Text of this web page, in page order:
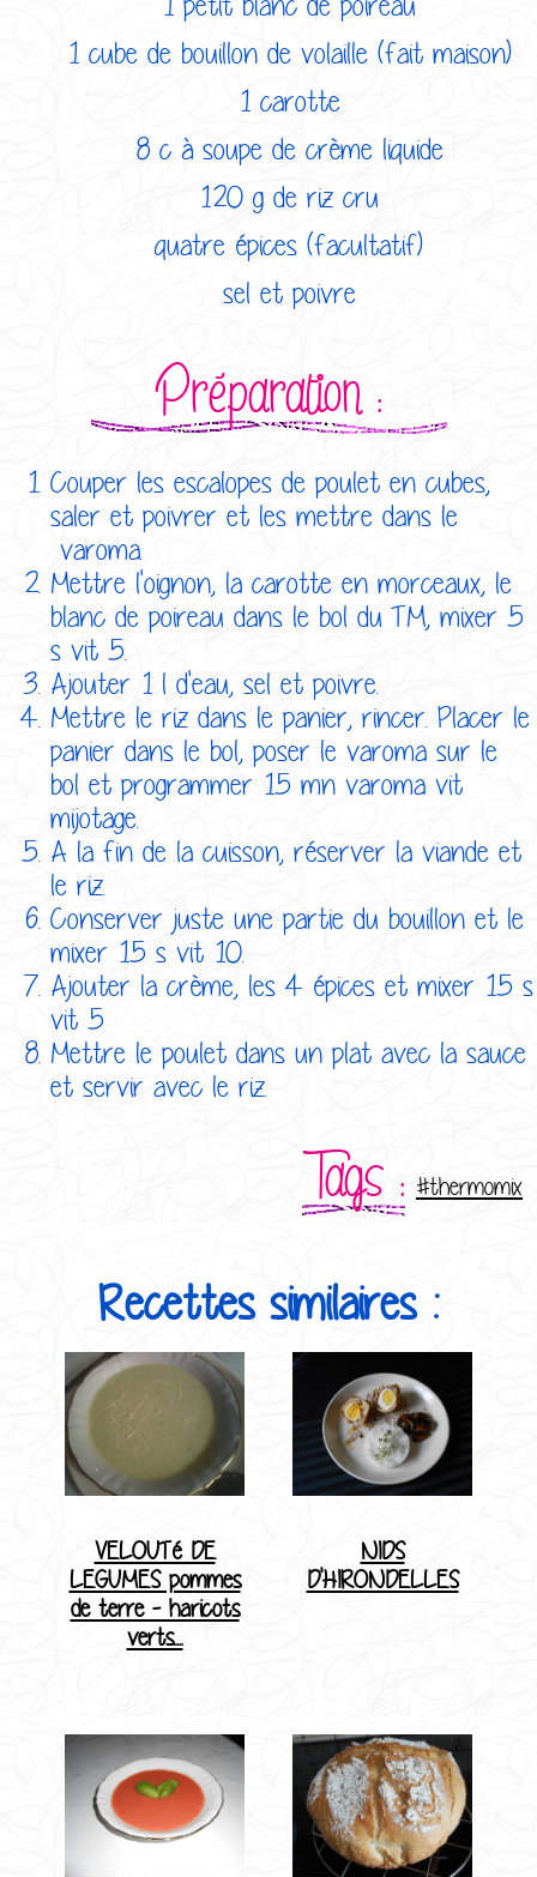
1 cube de bouillon de volaille (fait maison)
1 carotte
8 c à soupe de crème liquide
120 g de riz cru
quatre épices (facultatif)
sel et poivre
Préparation :
Couper les escalopes de poulet en cubes,
saler et poivrer et les mettre dans le
varoma.
Mettre l'oignon, la carotte en morceaux, le
blanc de poireau dans le bol du TM, mixer 5
s vit 5.
Ajouter 1 l d'eau, sel et poivre.
Mettre le riz dans le panier, rincer. Placer le
panier dans le bol, poser le varoma sur le
bol et programmer 15 mn varoma vit
mijotage.
A la fin de la cuisson, réserver la viande et
le riz.
Conserver juste une partie du bouillon et le
mixer 15 s vit 10.
Ajouter la crème, les 4 épices et mixer 15 s
vit 5
Mettre le poulet dans un plat avec la sauce
et servir avec le riz.
Tags : #thermomix
Recettes similaires :
VELOUTé DE
LEGUMES pommes
de terre - haricots
verts....
NIDS
D'HIRONDELLES